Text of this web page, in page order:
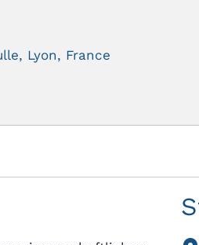
Lyon, France